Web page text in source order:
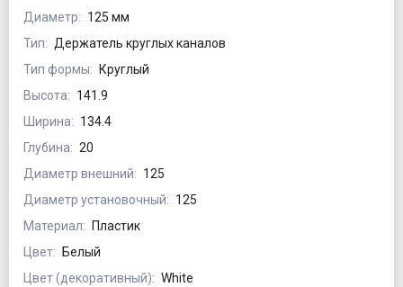
Диаметр: 125 мм
Тип: Держатель круглых каналов
Тип формы:
Круглый
Высота: 141.9
Ширина: 134.4
Глубина: 20
Диаметр внешний: 125
Диаметр установочный: 125
Материал:
Пластик
Цвет:
Белый
Цвет (декоративный): White